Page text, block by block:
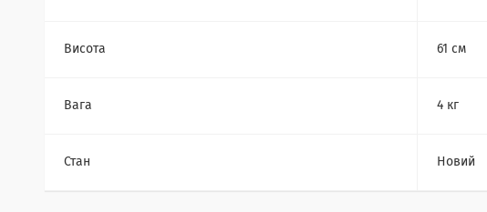
Висота 61 см
Вага 4 кг
Стан Новий